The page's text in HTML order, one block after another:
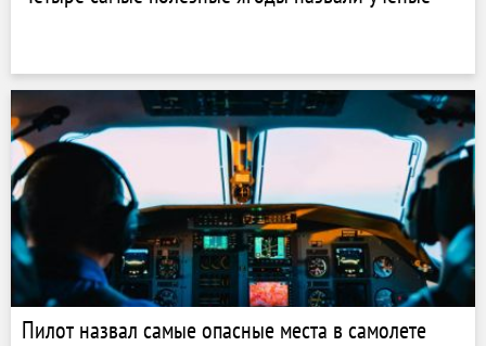
Пилот назвал самые опасные места в самолете